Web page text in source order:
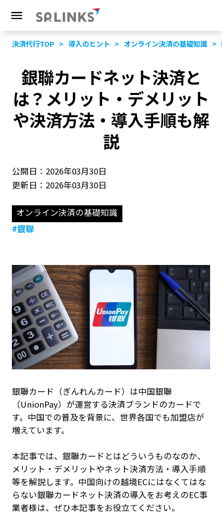
決済代行TOP 導入のヒント オンライン決済の基礎知識
銀聯カードネット決済と
は？メリット・デメリット
や決済方法・導入手順も解
説
公開日：2026年03月30日
更新日：2026年03月30日
オンライン決済の基礎知識
#銀聯
銀聯カード（ぎんれんカード）は中国銀聯
（UnionPay）が運営する決済ブランドのカードで
す。中国での普及を背景に、世界各国でも加盟店が
増えています。
本記事では、銀聯カードとはどういうものなのか、
メリット・デメリットやネット決済方法・導入手順
等を解説します。中国向けの越境ECにはなくてはな
らない銀聯カードネット決済の導入をお考えのEC事
業者様は、ぜひ本記事をお役立てください。